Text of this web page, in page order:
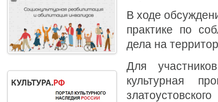
В ходе
практике по
дела на
Для
культурная